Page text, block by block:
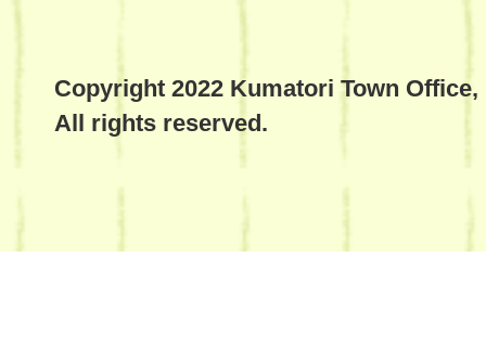
Copyright 2022 Kumatori Town Office,
All rights reserved.